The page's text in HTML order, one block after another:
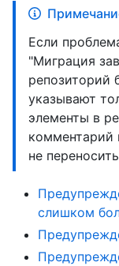
Если
"Миграция
репозиторий
указывают
элементы в
комментарий
не
слишком